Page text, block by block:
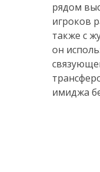
рядом
игроков
также с
он
имиджа